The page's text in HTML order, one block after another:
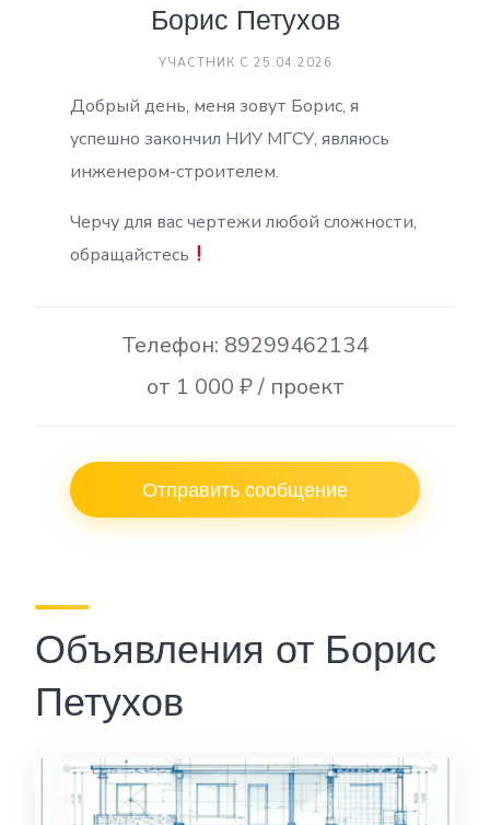
Борис Петухов
УЧАСТНИК С 25.04.2026
Добрый день, меня зовут Борис, я
успешно закончил НИУ МГСУ, являюсь
инженером-строителем.
Черчу для вас чертежи любой сложности,
обращайстесь
Телефон: 89299462134
от 1 000 ₽ / проект
Отправить сообщение
Объявления от Борис
Петухов